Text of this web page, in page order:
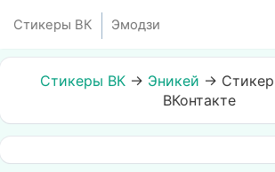
Стикеры ВК Эмодзи
Стикеры ВК → Эникей →
ВКонтакте